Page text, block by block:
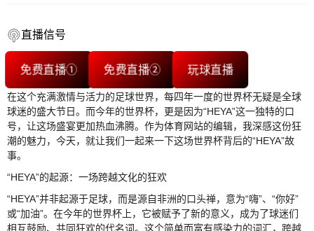
直播信号
免费直播① 免费直播② 玩球直播
在这个充满激情与活力的足球世界，每四年一度的世界杯无疑是全球
球迷的盛大节日。而今年的世界杯，更是因为“HEYA”这一独特的口
号，让这场盛宴更加热血沸腾。作为体育网站的编辑，我深感这份狂
潮的魅力，今天，就让我们一起来一下这场世界杯背后的“HEYA”故
事。
“HEYA”的起源：一场跨越文化的狂欢
“HEYA”并非起源于足球，而是源自非洲的口头禅，意为“嗨”、“你好”
或“加油”。在今年的世界杯上，它被赋予了新的意义，成为了球迷们
相互鼓励、共同狂欢的代名词。这个简单而富有感染力的词汇，跨越